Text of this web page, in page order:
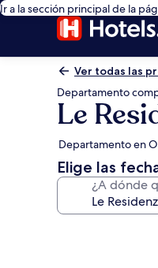
Ir a la sección principal de la
Ver todas las
Departamento
Le
Departamento en
Elige las
¿A dónde